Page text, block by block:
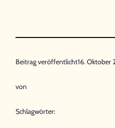
Beitrag veröffentlicht16. Oktober
von
Schlagwörter: